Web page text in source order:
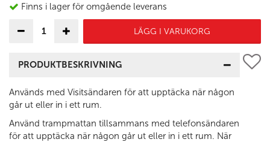
Finns i lager för omgående leverans
LÄGG I VARUKORG
PRODUKTBESKRIVNING
Används med Visitsändaren för att upptäcka när någon
går ut eller in i ett rum.
Använd trampmattan tillsammans med telefonsändaren
för att upptäcka när någon går ut eller in i ett rum. När